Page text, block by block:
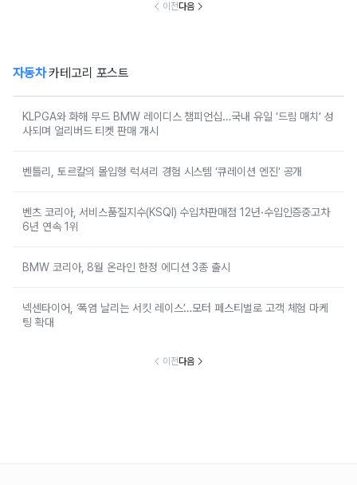
이전다음
자동차카테고리 포스트
KLPGA와 화해 무드 BMW 레이디스 챔피언십…국내 유일 ‘드림 매치’ 성
사되며 얼리버드 티켓 판매 개시
벤틀리, 토르칼의 몰입형 럭셔리 경험 시스템 ‘큐레이션 엔진’ 공개
벤츠 코리아, 서비스품질지수(KSQI) 수입차판매점 12년·수입인증중고차
6년 연속 1위
BMW 코리아, 8월 온라인 한정 에디션 3종 출시
넥센타이어, ‘폭염 날리는 서킷 레이스’…모터 페스티벌로 고객 체험 마케
팅 확대
이전다음